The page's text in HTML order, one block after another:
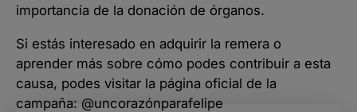
importancia de la donación de órganos.
Si estás interesado en adquirir la remera o
aprender más sobre cómo podes contribuir a esta
causa, podes visitar la página oficial de la
campaña: @uncorazónparafelipe